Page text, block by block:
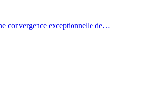
convergence exceptionnelle de…